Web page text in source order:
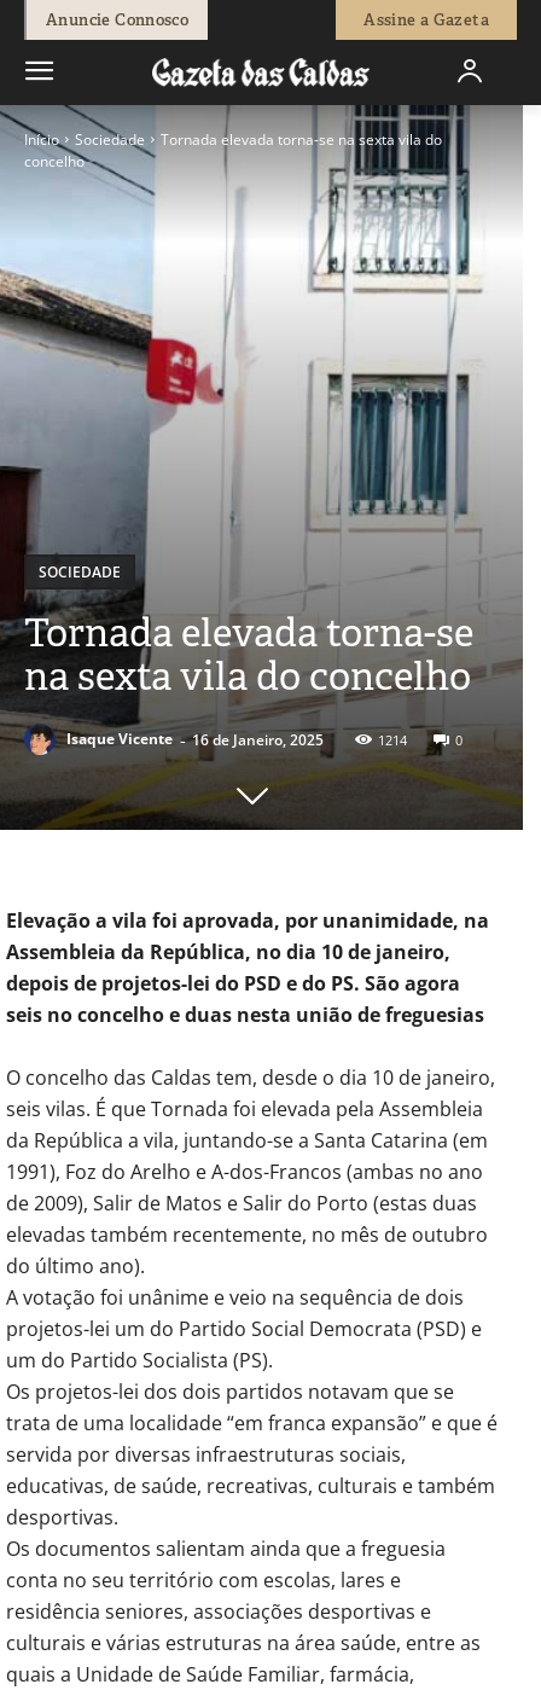
Anuncie Connosco Assine a Gazeta
Início Sociedade
Tornada elevada torna-se na sexta vila do
concelho
SOCIEDADE
Tornada elevada torna-se
na sexta vila do concelho
Isaque Vicente - 16 de Janeiro, 2025 1214 0
Elevação a vila foi aprovada, por unanimidade, na
Assembleia da República, no dia 10 de janeiro,
depois de projetos-lei do PSD e do PS. São agora
seis no concelho e duas nesta união de freguesias
O concelho das Caldas tem, desde o dia 10 de janeiro,
seis vilas. É que Tornada foi elevada pela Assembleia
da República a vila, juntando-se a Santa Catarina (em
1991), Foz do Arelho e A-dos-Francos (ambas no ano
de 2009), Salir de Matos e Salir do Porto (estas duas
elevadas também recentemente, no mês de outubro
do último ano).
A votação foi unânime e veio na sequência de dois
projetos-lei um do Partido Social Democrata (PSD) e
um do Partido Socialista (PS).
Os projetos-lei dos dois partidos notavam que se
trata de uma localidade “em franca expansão” e que é
servida por diversas infraestruturas sociais,
educativas, de saúde, recreativas, culturais e também
desportivas.
Os documentos salientam ainda que a freguesia
conta no seu território com escolas, lares e
residência seniores, associações desportivas e
culturais e várias estruturas na área saúde, entre as
quais a Unidade de Saúde Familiar, farmácia,